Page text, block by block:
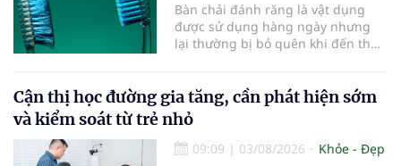
Bàn chải đánh răng là vật dụng
được sử dụng hàng ngày nhưng
lại thường bị bỏ quên khi đến thời
bàn chải quá lâu có thể làm giảm
hiệu quả làm sạch và ảnh hưởng
đến sức khỏe răng miệng...
Cận thị học đường gia tăng, cần phát hiện sớm
và kiểm soát từ trẻ nhỏ
09:09 | 03/08/2026
Khỏe - Đẹp